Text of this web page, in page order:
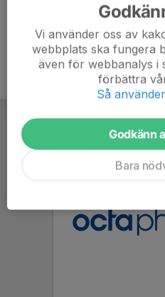
Vi använder oss av
webbplats ska fungera
även för webbanalys i
förbättra
Så
Godkänn
Bara